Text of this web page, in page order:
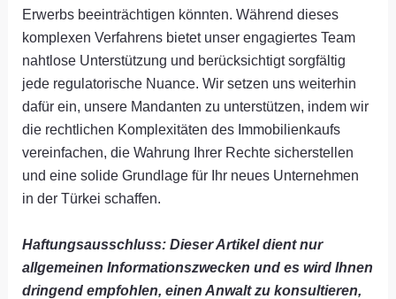
Erwerbs beeinträchtigen könnten. Während dieses
komplexen Verfahrens bietet unser engagiertes Team
nahtlose Unterstützung und berücksichtigt sorgfältig
jede regulatorische Nuance. Wir setzen uns weiterhin
dafür ein, unsere Mandanten zu unterstützen, indem wir
die rechtlichen Komplexitäten des Immobilienkaufs
vereinfachen, die Wahrung Ihrer Rechte sicherstellen
und eine solide Grundlage für Ihr neues Unternehmen
in der Türkei schaffen.
Haftungsausschluss: Dieser Artikel dient nur
allgemeinen Informationszwecken und es wird Ihnen
dringend empfohlen, einen Anwalt zu konsultieren,